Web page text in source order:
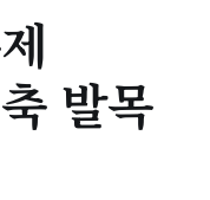
발목